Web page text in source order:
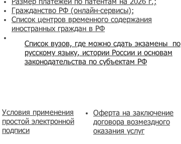
Список вузов, где можно сдать экзамены по
русскому языку, истории России и основам
законодательства по субъектам РФ
Размер платежей по патентам на 2026 г.;
Гражданство РФ (онлайн-сервисы);
Список центров временного содержания
иностранных граждан в РФ
Условия применения
простой электронной
подписи
​Оферта на заключение
договора возмездного
оказания услуг